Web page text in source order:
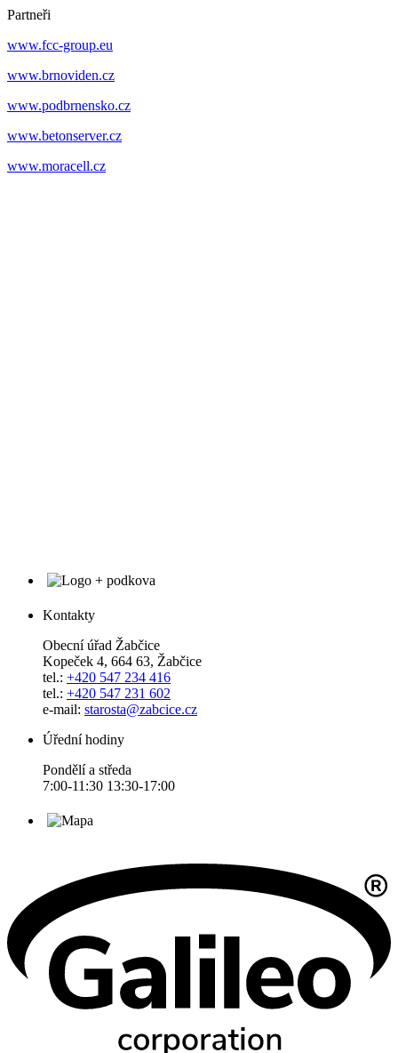
Partneři
www.fcc-group.eu
www.brnoviden.cz
www.podbrnensko.cz
www.betonserver.cz
www.moracell.cz
Kontakty
Obecní úřad Žabčice
Kopeček 4, 664 63, Žabčice
tel.: +420 547 234 416
tel.: +420 547 231 602
e-mail: starosta@zabcice.cz
Úřední hodiny
Pondělí a středa
7:00-11:30 13:30-17:00